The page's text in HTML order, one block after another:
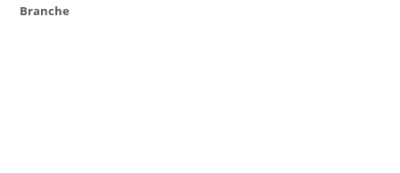
Branche